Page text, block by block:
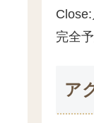
完全
ア